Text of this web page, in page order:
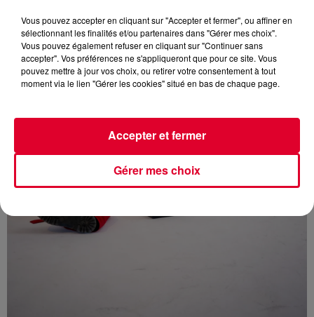
Vous pouvez accepter en cliquant sur "Accepter et fermer", ou affiner en
sélectionnant les finalités et/ou partenaires dans "Gérer mes choix".
Vous pouvez également refuser en cliquant sur "Continuer sans
accepter". Vos préférences ne s'appliqueront que pour ce site. Vous
pouvez mettre à jour vos choix, ou retirer votre consentement à tout
moment via le lien "Gérer les cookies" situé en bas de chaque page.
Gérer mes choix
Accepter et fermer